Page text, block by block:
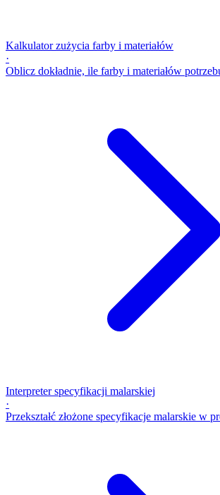
Kalkulator zużycia farby i materiałów
·
Oblicz dokładnie, ile farby i materiałów
Interpreter specyfikacji malarskiej
·
Przekształć złożone specyfikacje malarskie w